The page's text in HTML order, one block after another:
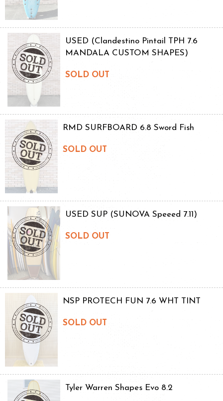
USED (Clandestino Pintail TPH 7.6
MANDALA CUSTOM SHAPES)
SOLD OUT
RMD SURFBOARD 6.8 Sword Fish
SOLD OUT
USED SUP (SUNOVA Speeed 7.11)
SOLD OUT
NSP PROTECH FUN 7.6 WHT TINT
SOLD OUT
Tyler Warren Shapes Evo 8.2